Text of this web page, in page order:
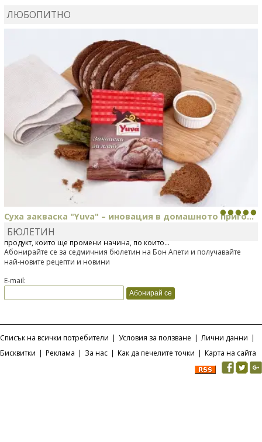
ЛЮБОПИТНО
Суха закваска "Yuva" – иновация в домашното приго...
Отскоро Лесафр България стартира предлагането на изцяло нов
продукт, който ще промени начина, по който...
БЮЛЕТИН
Абонирайте се за седмичния бюлетин на Бон Апети и получавайте
най-новите рецепти и новини
E-mail:
Списък на всички потребители | Условия за ползване | Лични данни |
Бисквитки | Реклама | За нас | Как да печелите точки | Карта на сайта